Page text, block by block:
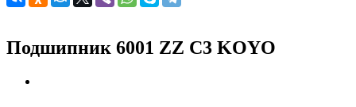
Подшипник 6001 ZZ C3 KOYO